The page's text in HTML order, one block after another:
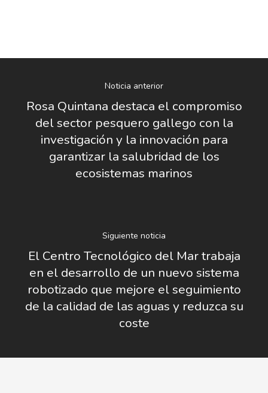
Noticia anterior
Rosa Quintana destaca el compromiso
del sector pesquero gallego con la
investigación y la innovación para
garantizar la salubridad de los
ecosistemas marinos
Siguiente noticia
El Centro Tecnológico del Mar trabaja
en el desarrollo de un nuevo sistema
robotizado que mejore el seguimiento
de la calidad de las aguas y reduzca su
coste
Patronato
Identidad Corporativa
Eventos
Proyectos
Publicaciones
Memoria
Contratación